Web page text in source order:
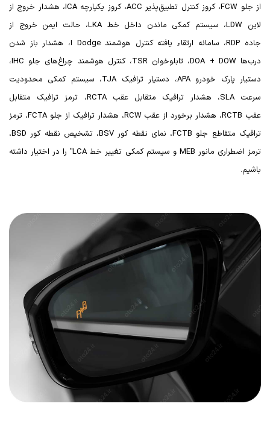
از جلو FCW، کروز کنترل تطبیق‌پذیر ACC، کروز یکپارچهICA، هشدار خروج از
لاین LDW، سیستم کمکی ماندن داخل خطLKA، حالت ایمن خروج از
جاده RDP، سامانه ارتقاء یافته کنترل هوشمندI Dodge، هشدار باز شدن
درب‌هاDOA + DOW، تابلوخوان TSR، کنترل هوشمند چراغ‌های جلو IHC،
دستیار پارک خودروAPA، دستیار ترافیکTJA، سیستم کمکی محدودیت
سرعتSLA، هشدار ترافیک متقابل عقبRCTA، ترمز ترافیک متقابل
عقب RCTB، هشدار برخورد از عقبRCW، هشدار ترافیک از جلوFCTA، ترمز
ترافیک متقاطع جلو FCTB، نمای نقطه کور BSV، تشخیص نقطه کور BSD،
ترمز اضطراری مانور MEB و سیستم کمکی تغییر خطLCA" را در اختیار داشته
باشیم.